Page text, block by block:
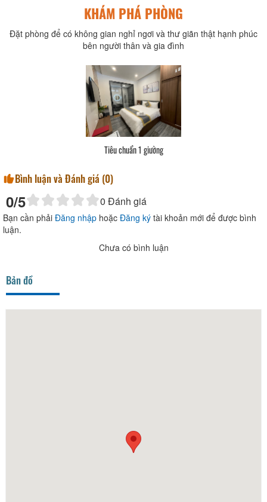
KHÁM PHÁ PHÒNG
Đặt phòng để có không gian nghỉ ngơi và thư giãn thật hạnh phúc
bên người thân và gia đình
Tiêu chuẩn 1 giường
Bình luận và Đánh giá (0)
0/5 0 Đánh giá
Bạn cần phải Đăng nhập hoặc Đăng ký tài khoản mới để được bình
luận.
Chưa có bình luận
Bản đồ